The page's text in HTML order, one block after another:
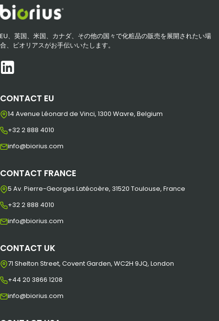
EU、英国、米国、カナダ、その他の国々で化粧品の販売を展開されたい場
合、ビオリアスがお手伝いいたします。
CONTACT EU
14 Avenue Léonard de Vinci, 1300 Wavre, Belgium
+32 2 888 4010
info@biorius.com
CONTACT FRANCE
5 Av. Pierre-Georges Latécoère, 31520 Toulouse, France
+32 2 888 4010
info@biorius.com
CONTACT UK
71 Shelton Street, Covent Garden, WC2H 9JQ, London
+44 20 3866 1208
info@biorius.com